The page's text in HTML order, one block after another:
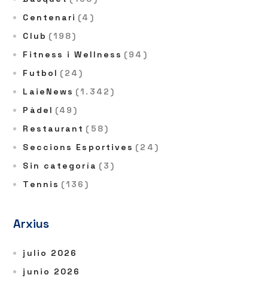
Centenari (4)
Club (198)
Fitness i Wellness (94)
Futbol (24)
LaieNews (1.342)
Pàdel (49)
Restaurant (58)
Seccions Esportives (24)
Sin categoría (3)
Tennis (136)
Arxius
julio 2026
junio 2026